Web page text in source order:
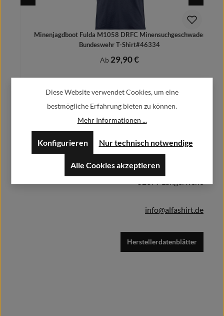
Minenjagdboot Fulda M1058 DRFC Minensuchgeschwader
Bundeswehr T-Shirt#46334
Regulärer Preis:
Ab 29,90 €
Weisweilerstr.20-22
52379 Langerwehe
info@alfashirt.de
Herstellerdatenblätter
Diese Website verwendet Cookies, um eine
bestmögliche Erfahrung bieten zu können.
Mehr Informationen ...
Nur technisch notwendige
Konfigurieren
Alle Cookies akzeptieren